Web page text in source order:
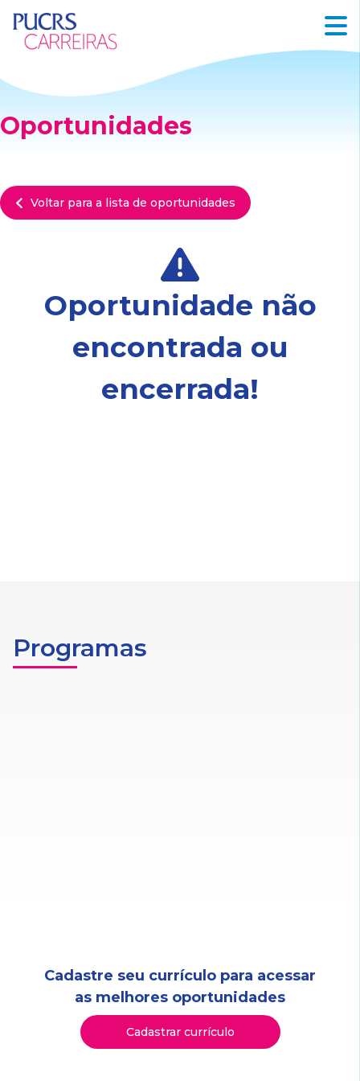
Oportunidades
Voltar para a lista de oportunidades
Oportunidade não
encontrada ou
encerrada!
Programas
Cadastre seu currículo para acessar
as melhores oportunidades
Cadastrar currículo